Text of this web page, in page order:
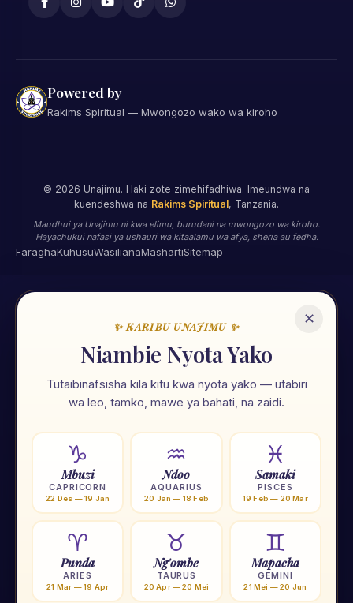
Powered by
Rakims Spiritual — Mwongozo wako wa kiroho
© 2026 Unajimu. Haki zote zimehifadhiwa. Imeundwa na
kuendeshwa na Rakims Spiritual, Tanzania.
Maudhui ya Unajimu ni kwa elimu, burudani na mwongozo wa kiroho.
Hayachukui nafasi ya ushauri wa kitaalamu wa afya, sheria au fedha.
FaraghaKuhusuWasilianaMashartiSitemap
✕
✨ KARIBU UNAJIMU ✨
Niambie Nyota Yako
Tutaibinafsisha kila kitu kwa nyota yako — utabiri
wa leo, tamko, mawe ya bahati, na zaidi.
♑
Mbuzi
CAPRICORN
22 Des — 19 Jan
♒
Ndoo
AQUARIUS
20 Jan — 18 Feb
♓
Samaki
PISCES
19 Feb — 20 Mar
♈
Punda
ARIES
21 Mar — 19 Apr
♉
Ng'ombe
TAURUS
20 Apr — 20 Mei
♊
Mapacha
GEMINI
21 Mei — 20 Jun
🌟
Unajimu App
107 za kiroho. Zote kwa Kiswahili, zote mkononi mwako.
Nyota 12 🔢 Numerolojia 🌙 Mwezi
🟠 Chakra Yoga 🕐 Tafakari 💎 Crystal
★ Pakua Unajimu App — BURE